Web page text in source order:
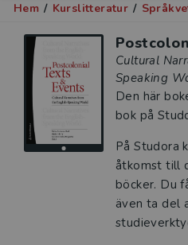
Hem / Kurslitteratur /
Cultural
Speaking
Den här
bok på
På Studora
åtkomst till
böcker. Du
även ta del